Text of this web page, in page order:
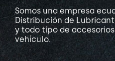
Somos una empresa
Distribución de
y todo tipo de
vehículo.